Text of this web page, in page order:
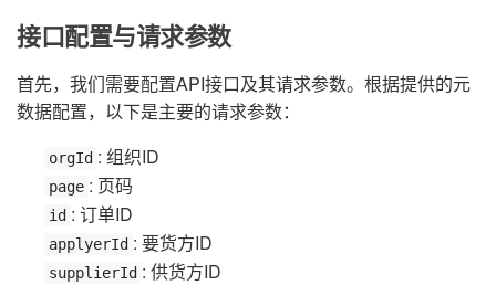
接口配置与请求参数
首先，我们需要配置API接口及其请求参数。根据提供的元
数据配置，以下是主要的请求参数：
orgId : 组织ID
page : 页码
id : 订单ID
applyerId : 要货方ID
supplierId : 供货方ID